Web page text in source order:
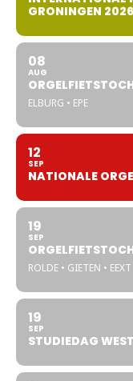
GRONINGEN 2026
08
AUG
ELBURG • EPE
12
SEP
NATIONALE
19
SEP
ROLDE • GIETEN •
19
SEP
STUDIEDAG